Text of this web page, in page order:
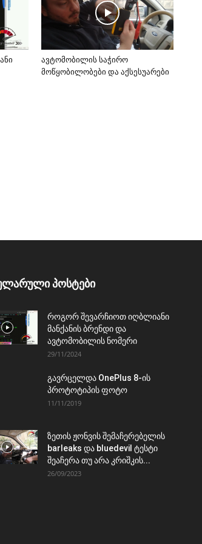
ავტომობილის საჭირო
მოწყობილობები და აქსესუარები
პოსტები
როგორ შევარჩიოთ იღბლიანი
მანქანის ბრენდი და
ავტომობილის ნომერი
29/11/2024
გავრცელდა OnePlus 8-ის
პროტოტიპის ფოტო
11/11/2019
ზეთის ჟონვის შემაჩერებელის
barleaks და bluedevil ტესტი
შეაჩერა თუ არა კრიშკის...
26/09/2023